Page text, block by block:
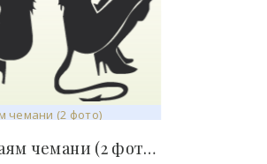
Куры породы аям чемани (2 фото)..